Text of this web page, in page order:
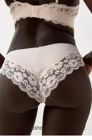
Alushousut, Ota 3 maksa 2